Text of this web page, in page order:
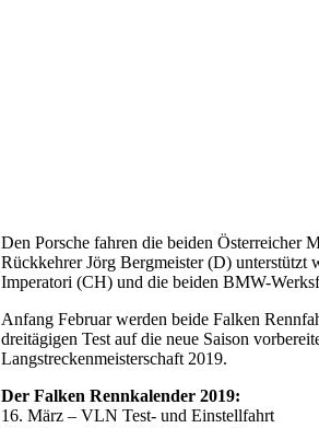
Den Porsche fahren die beiden Österreicher
Rückkehrer Jörg Bergmeister (D)
Imperatori (CH) und die beiden BMW-
Anfang Februar werden beide Falken
dreitägigen Test auf die neue Saison
Langstreckenmeisterschaft 2019.
Der Falken Rennkalender 2019:
16. März – VLN Test- und Einstellfahrt